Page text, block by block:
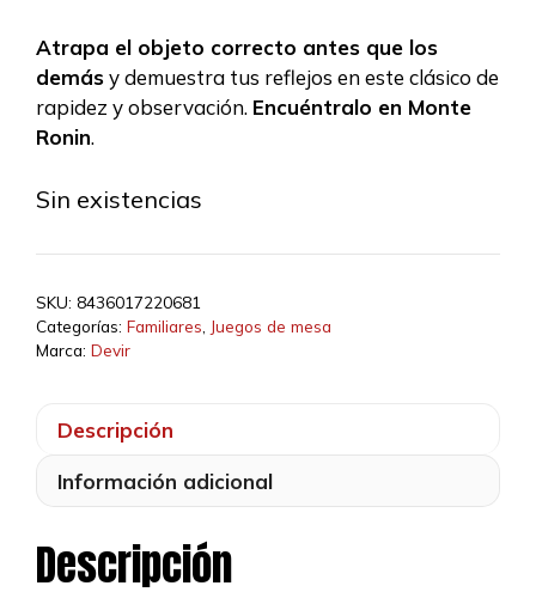
original
era:
15,00 €.
actual
es:
13,65 €.
Atrapa el objeto correcto antes que los
demásy demuestra tus reflejos en este clásico de
rapidez y observación. Encuéntralo en Monte
Ronin.
Sin existencias
SKU: 8436017220681
Categorías: Familiares Juegos de mesa
Marca: Devir
Descripción
Información adicional
Descripción